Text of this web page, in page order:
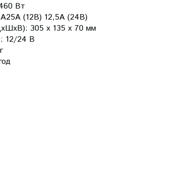
Вт
25А (12В) 12,5А (24В)
305 х 135 х 70 мм
12/24 В